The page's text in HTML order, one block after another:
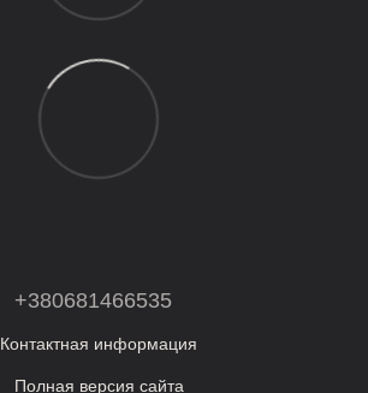
+380681466535
Контактная информация
Полная версия сайта